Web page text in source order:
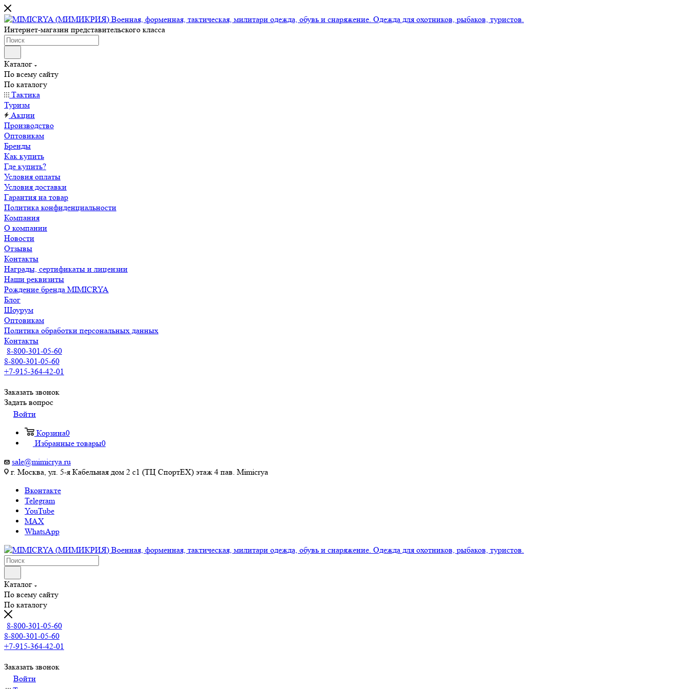
Интернет-магазин представительского класса
Каталог
По всему сайту
По каталогу
Тактика
Туризм
Акции
Производство
Оптовикам
Бренды
Как купить
Где купить?
Условия оплаты
Условия доставки
Гарантия на товар
Политика конфиденциальности
Компания
О компании
Новости
Отзывы
Контакты
Награды, сертификаты и лицензии
Наши реквизиты
Рождение бренда MIMICRYA
Блог
Шоурум
Оптовикам
Политика обработки персональных данных
Контакты
8-800-301-05-60
8-800-301-05-60
+7-915-364-42-01
Заказать звонок
Задать вопрос
Войти
Корзина0
Избранные товары0
sale@mimicrya.ru
г. Москва, ул. 5-я Кабельная дом 2 с1 (ТЦ СпортEX) этаж 4 пав. Mimicrya
Вконтакте
Telegram
YouTube
MAX
WhatsApp
Каталог
По всему сайту
По каталогу
8-800-301-05-60
8-800-301-05-60
+7-915-364-42-01
Заказать звонок
Войти